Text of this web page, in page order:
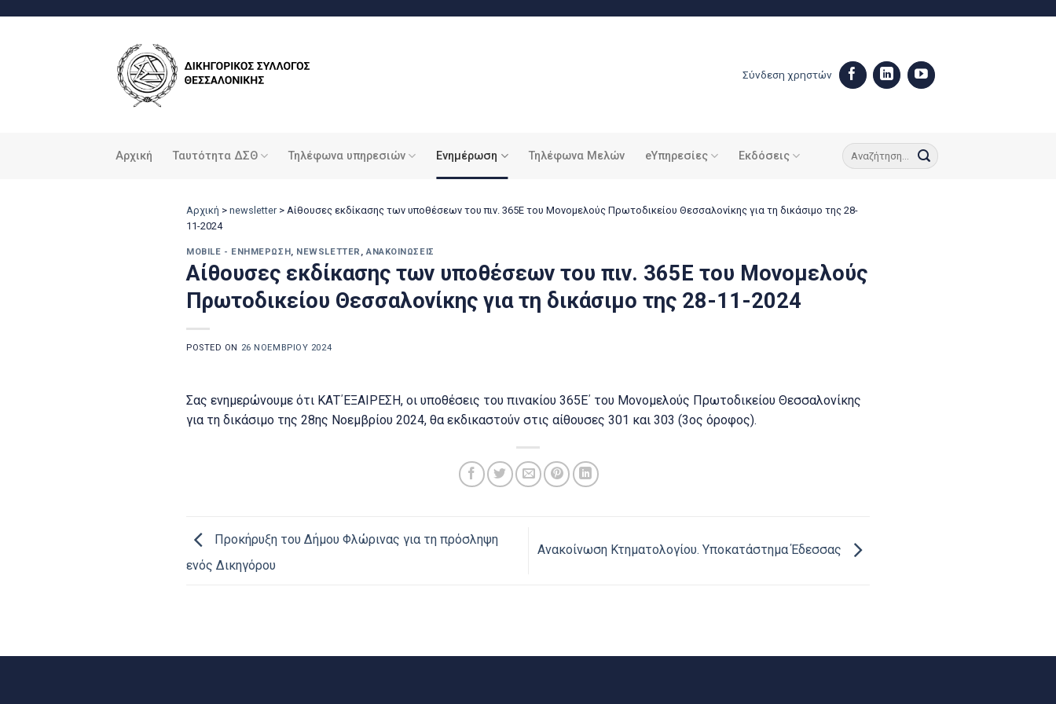
Σύνδεση χρηστών
Αρχική Ταυτότητα ΔΣΘ Τηλέφωνα υπηρεσιών Ενημέρωση Τηλέφωνα Μελών eΥπηρεσίες Εκδόσεις
Αρχική > newsletter > Aίθουσες εκδίκασης των υποθέσεων του πιν. 365Ε του Μονομελούς Πρωτοδικείου Θεσσαλονίκης για τη δικάσιμο της 28-
11-2024
MOBILE - ΕΝΗΜΈΡΩΣΗ, NEWSLETTER ,ΑΝΑΚΟΙΝΏΣΕΙΣ
Aίθουσες εκδίκασης των υποθέσεων του πιν. 365Ε του Μονομελούς
Πρωτοδικείου Θεσσαλονίκης για τη δικάσιμο της 28-11-2024
POSTED ON 26 ΝΟΕΜΒΡΊΟΥ 2024
Σας ενημερώνουμε ότι ΚΑΤ΄ΕΞΑΙΡΕΣΗ, οι υποθέσεις του πινακίου 365Ε΄ του Μονομελούς Πρωτοδικείου Θεσσαλονίκης
για τη δικάσιμο της 28ης Νοεμβρίου 2024, θα εκδικαστούν στις αίθουσες 301 και 303 (3ος όροφος).
Προκήρυξη του Δήμου Φλώρινας για τη πρόσληψη
ενός Δικηγόρου
Ανακοίνωση Κτηματολογίου. Υποκατάστημα Έδεσσας